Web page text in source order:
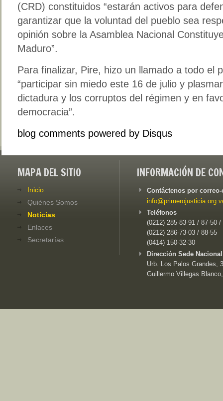
(CRD) constituidos “estarán activos para
garantizar que la voluntad del pueblo sea
opinión sobre la Asamblea Nacional
Maduro”.
Para finalizar, Pire, hizo un llamado a todo el
“participar sin miedo este 16 de julio y
dictadura y los corruptos del régimen y en
democracia”.
blog comments powered by Disqus
MAPA DEL SITIO
Inicio
Quiénes Somos
Noticias
Enlaces
Secretarías
INFORMACIÓN DE
Contáctenos por
Teléfonos
(0212) 285-83-91 / 87-50 /
(0212) 286-73-03 / 88-55
(0414) 150-32-30
Dirección Sede
Urb. Los Palos Grandes,
Guillermo Villegas